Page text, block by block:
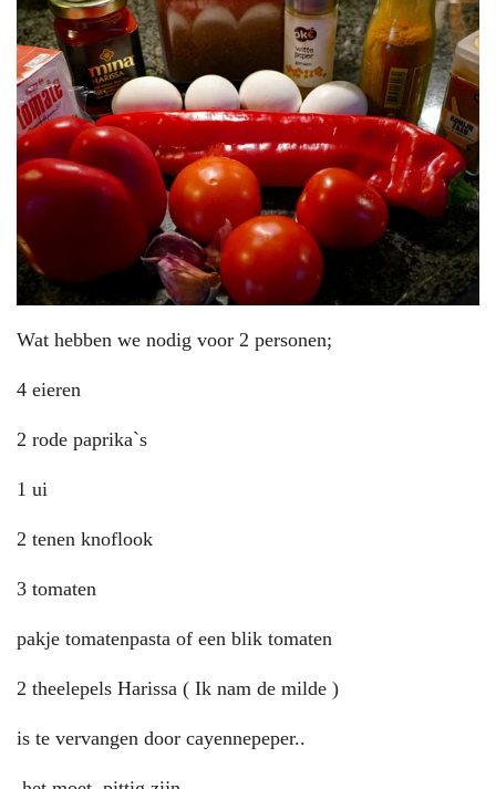
Wat hebben we nodig voor 2 personen;
4 eieren
2 rode paprika`s
1 ui
2 tenen knoflook
3 tomaten
pakje tomatenpasta of een blik tomaten
2 theelepels Harissa ( Ik nam de milde )
is te vervangen door cayennepeper..